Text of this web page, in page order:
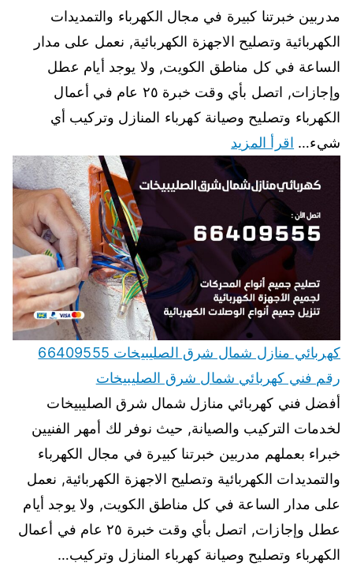
مدربين خبرتنا كبيرة في مجال الكهرباء والتمديدات
الكهربائية وتصليح الاجهزة الكهربائية, نعمل على مدار
الساعة في كل مناطق الكويت, ولا يوجد أيام عطل
وإجازات, اتصل بأي وقت خبرة ٢٥ عام في أعمال
الكهرباء وتصليح وصيانة كهرباء المنازل وتركيب أي
شيء… اقرأ المزيد
كهربائي منازل شمال شرق الصليبيخات 66409555
رقم فني كهربائي شمال شرق الصليبيخات
أفضل فني كهربائي منازل شمال شرق الصليبيخات
لخدمات التركيب والصيانة, حيث نوفر لك أمهر الفنيين
خبراء بعملهم مدربين خبرتنا كبيرة في مجال الكهرباء
والتمديدات الكهربائية وتصليح الاجهزة الكهربائية, نعمل
على مدار الساعة في كل مناطق الكويت, ولا يوجد أيام
عطل وإجازات, اتصل بأي وقت خبرة ٢٥ عام في أعمال
الكهرباء وتصليح وصيانة كهرباء المنازل وتركيب…